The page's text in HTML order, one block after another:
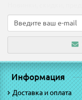
Информация
Доставка и оплата